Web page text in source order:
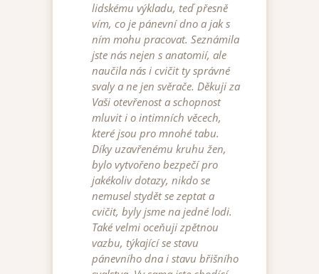
lidskému výkladu, teď přesně
vím, co je pánevní dno a jak s
ním mohu pracovat. Seznámila
jste nás nejen s anatomií, ale
naučila nás i cvičit ty správné
svaly a ne jen svěrače. Děkuji za
Vaši otevřenost a schopnost
mluvit i o intimních věcech,
které jsou pro mnohé tabu.
Díky uzavřenému kruhu žen,
bylo vytvořeno bezpečí pro
jakékoliv dotazy, nikdo se
nemusel stydět se zeptat a
cvičit, byly jsme na jedné lodi.
Také velmi oceňuji zpětnou
vazbu, týkající se stavu
pánevního dna i stavu břišního